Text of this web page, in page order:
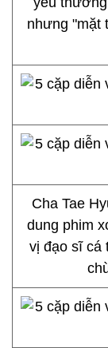
nhưng "mặt
Cha Tae
dung phim
vị đạo sĩ cá